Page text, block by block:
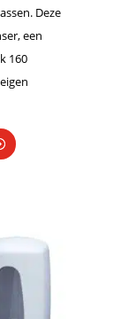
Deze
een
160